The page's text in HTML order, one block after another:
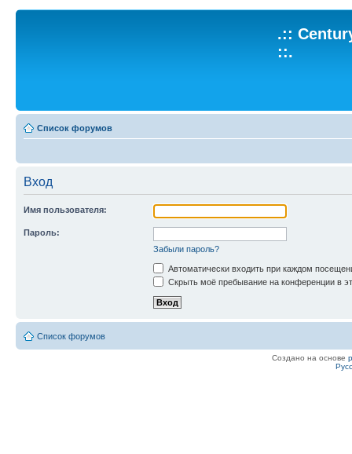
.::
::.
Список форумов
Вход
Имя пользователя:
Пароль:
Забыли пароль?
Автоматически входить при каждом
Скрыть моё пребывание на конференции в
Список форумов
Создано на основе